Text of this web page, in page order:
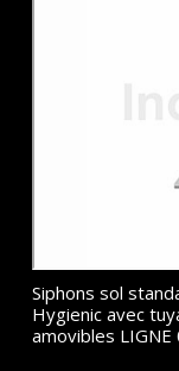
Siphons sol
Hygienic avec
amovibles LIGNE